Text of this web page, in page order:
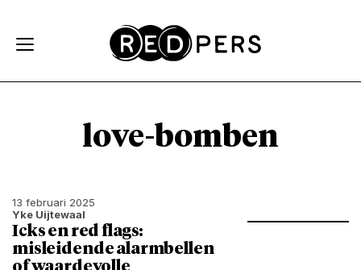
love-bomben
13 februari 2025
Yke Uijtewaal
Icks en red flags:
misleidende alarmbellen
of waardevolle